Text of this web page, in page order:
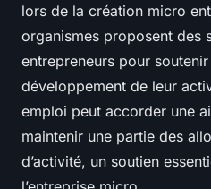
lors de la création micro
organismes proposent des
entrepreneurs pour
développement de leur
emploi peut accorder une
maintenir une partie des
d’activité, un soutien